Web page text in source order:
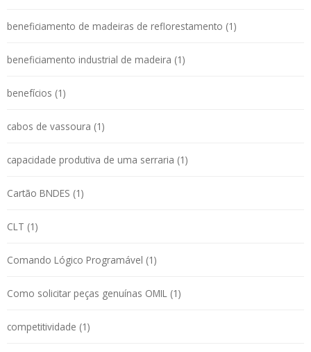
beneficiamento de madeiras de reflorestamento (1)
beneficiamento industrial de madeira (1)
benefícios (1)
cabos de vassoura (1)
capacidade produtiva de uma serraria (1)
Cartão BNDES (1)
CLT (1)
Comando Lógico Programável (1)
Como solicitar peças genuínas OMIL (1)
competitividade (1)